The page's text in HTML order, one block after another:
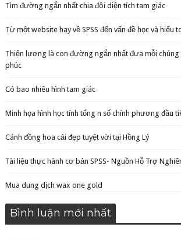
Tìm đường ngắn nhất chia đôi diện tích tam giác
Từ một website hay về SPSS đến vấn đề học và hiểu
Thiện lương là con đường ngắn nhất đưa mỗi chúng
phúc
Có bao nhiêu hình tam giác
Minh họa hình học tính tổng n số chính phương đầu
Cánh đồng hoa cải đẹp tuyệt vời tại Hồng Lý
Tài liệu thực hành cơ bản SPSS- Nguồn Hỗ Trợ
Mua dung dịch wax one gold
Bình luận mới nhất